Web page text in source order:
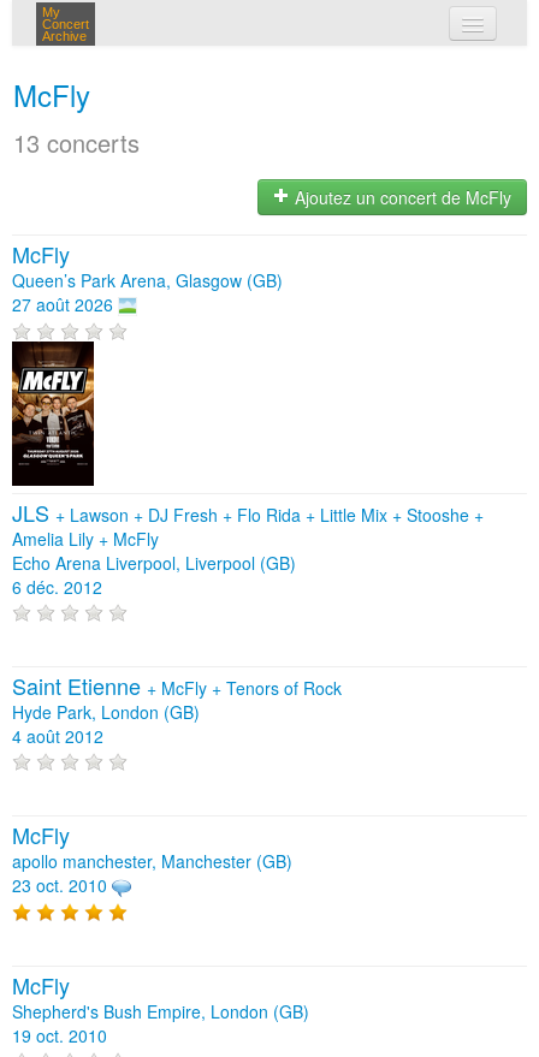
My
Concert
Archive
McFly
13 concerts
Ajoutez un concert de McFly
McFly
Queen’s Park Arena, Glasgow (GB)
27 août 2026
JLS + Lawson + DJ Fresh + Flo Rida + Little Mix + Stooshe +
Amelia Lily + McFly
Echo Arena Liverpool, Liverpool (GB)
6 déc. 2012
Saint Etienne + McFly + Tenors of Rock
Hyde Park, London (GB)
4 août 2012
McFly
apollo manchester, Manchester (GB)
23 oct. 2010
McFly
Shepherd's Bush Empire, London (GB)
19 oct. 2010